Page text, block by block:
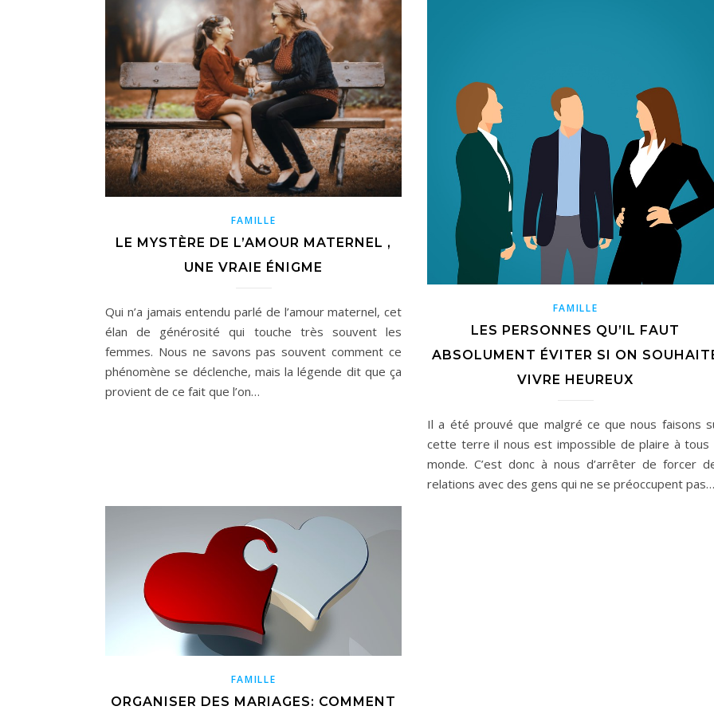
FAMILLE
LE MYSTÈRE DE L’AMOUR MATERNEL ,
UNE VRAIE ÉNIGME
Qui n’a jamais entendu parlé de l’amour maternel, cet
élan de générosité qui touche très souvent les
femmes. Nous ne savons pas souvent comment ce
phénomène se déclenche, mais la légende dit que ça
provient de ce fait que l’on…
FAMILLE
LES PERSONNES QU’IL FAUT
ABSOLUMENT ÉVITER SI ON
VIVRE HEUREUX
Il a été prouvé que malgré ce que nous faisons
cette terre il nous est impossible de plaire à tous
monde. C’est donc à nous d’arrêter de forcer
relations avec des gens qui ne se préoccupent pas…
FAMILLE
ORGANISER DES MARIAGES: COMMENT